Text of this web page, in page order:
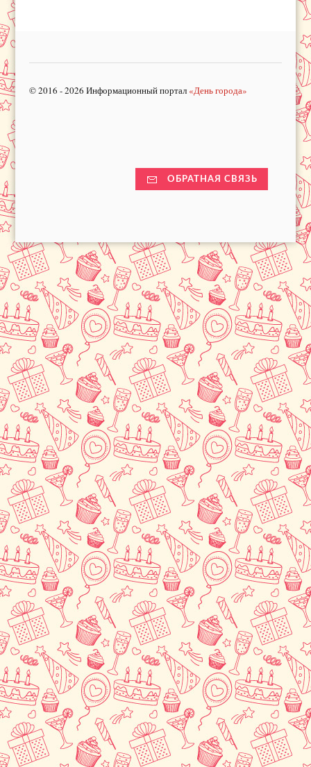
© 2016 - 2026 Информационный портал «День города»
ОБРАТНАЯ СВЯЗЬ